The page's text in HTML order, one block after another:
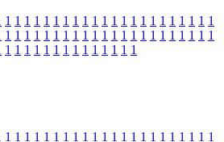
1 1 1 1 1 1 1 1 1 1 1 1 1 1 1 1 1 1 1 1 1 1
1 1 1 1 1 1 1 1 1 1 1 1 1 1 1 1 1 1 1 1 1 1
1 1 1 1 1 1 1 1 1 1 1 1 1 1
1 1 1 1 1 1 1 1 1 1 1 1 1 1 1 1 1 1 1 1 1 1